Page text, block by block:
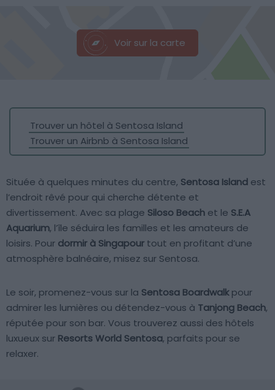
Voir sur la carte
Trouver un hôtel à Sentosa Island
Trouver un Airbnb à Sentosa Island
Située à quelques minutes du centre, Sentosa Island est
l’endroit rêvé pour qui cherche détente et
divertissement. Avec sa plage Siloso Beach et le S.E.A
Aquarium, l’île séduira les familles et les amateurs de
loisirs. Pour dormir à Singapour tout en profitant d’une
atmosphère balnéaire, misez sur Sentosa.
Le soir, promenez-vous sur la Sentosa Boardwalkpour
admirer les lumières ou détendez-vous à Tanjong Beach,
réputée pour son bar. Vous trouverez aussi des hôtels
luxueux sur Resorts World Sentosa, parfaits pour se
relaxer.